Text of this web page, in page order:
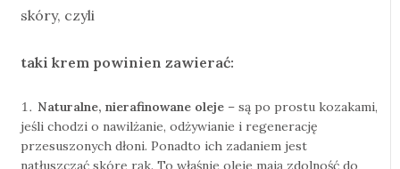
skóry, czyli
taki krem powinien zawierać:
Naturalne, nierafinowane oleje – są po prostu kozakami,
jeśli chodzi o nawilżanie, odżywianie i regenerację
przesuszonych dłoni. Ponadto ich zadaniem jest
natłuszczać skórę rąk. To właśnie oleje mają zdolność do